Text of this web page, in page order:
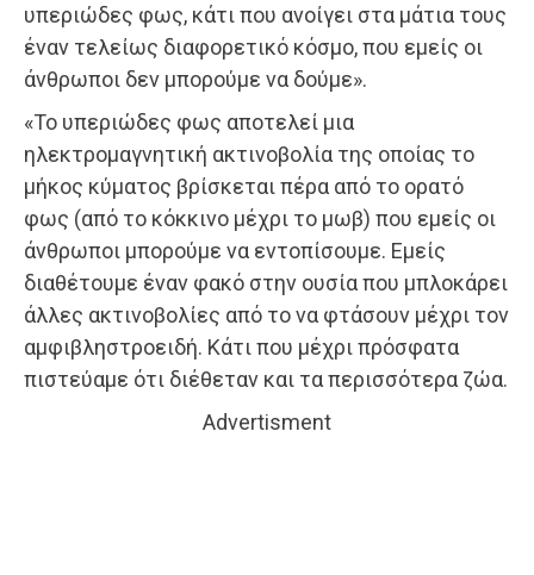
υπεριώδες φως, κάτι που ανοίγει στα μάτια τους
έναν τελείως διαφορετικό κόσμο, που εμείς οι
άνθρωποι δεν μπορούμε να δούμε».
«Το υπεριώδες φως αποτελεί μια
ηλεκτρομαγνητική ακτινοβολία της οποίας το
μήκος κύματος βρίσκεται πέρα από το ορατό
φως (από το κόκκινο μέχρι το μωβ) που εμείς οι
άνθρωποι μπορούμε να εντοπίσουμε. Εμείς
διαθέτουμε έναν φακό στην ουσία που μπλοκάρει
άλλες ακτινοβολίες από το να φτάσουν μέχρι τον
αμφιβληστροειδή. Κάτι που μέχρι πρόσφατα
πιστεύαμε ότι διέθεταν και τα περισσότερα ζώα.
Advertisment